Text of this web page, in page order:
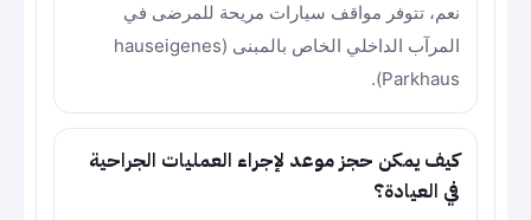
نعم، تتوفر مواقف سيارات مريحة للمرضى في
المرآب الداخلي الخاص بالمبنى (hauseigenes
Parkhaus).
كيف يمكن حجز موعد لإجراء العمليات الجراحية
في العيادة؟